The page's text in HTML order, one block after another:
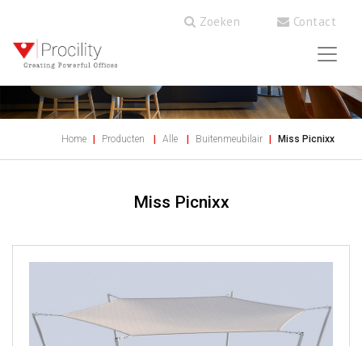
Zoeken Contact
Home Producten Alle Buitenmeubilair Miss Picnixx
Miss Picnixx